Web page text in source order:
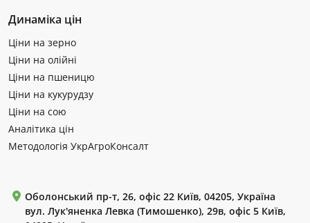
Динаміка цін
Ціни на зерно
Ціни на олійні
Ціни на пшеницю
Ціни на кукурудзу
Ціни на сою
Аналітика цін
Методологія УкрАгроКонсалт
Оболонський пр-т, 26, офіс 22 Київ, 04205, Україна
вул. Лук'яненка Левка (Тимошенко), 29в, офіс 5 Київ,